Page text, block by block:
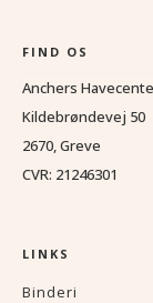
FIND OS
Anchers
Kildebrøndevej 50
2670, Greve
CVR: 21246301
LINKS
Binderi